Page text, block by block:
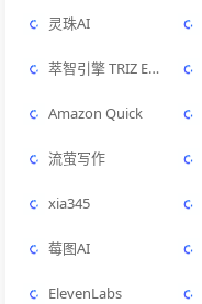
灵珠AI
萃智引擎 TRIZ Engine
Amazon Quick
流萤写作
xia345
莓图AI
ElevenLabs